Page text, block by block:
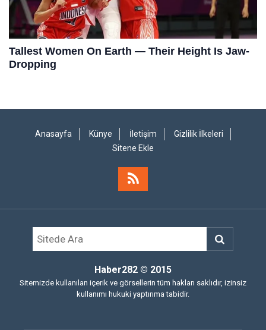
Anasayfa Künye İletişim
Gizlilik İlkeleri
Sitene Ekle
Haber282 © 2015
Sitemizde kullanılan içerik ve görsellerin tüm hakları saklıdır, izinsiz
kullanımı hukuki yaptırıma tabidir.